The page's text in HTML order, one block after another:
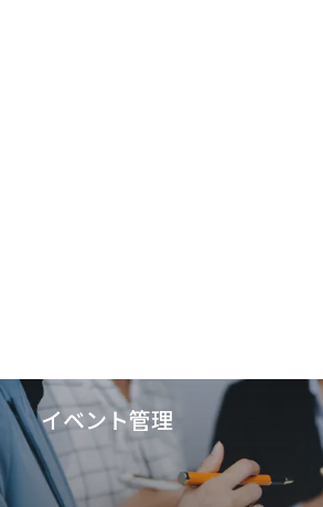
イベント管理